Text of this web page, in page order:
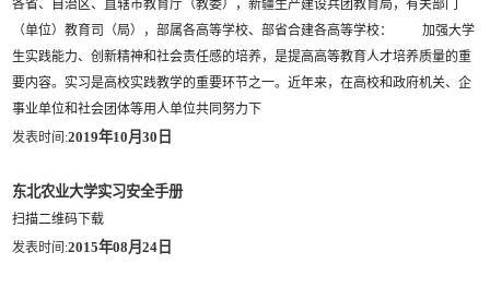
各省、自治区、直辖市教育厅（教委），新疆生产建设兵团教育局，有关部门
（单位）教育司（局），部属各高等学校、部省合建各高等学校： 加强大学
生实践能力、创新精神和社会责任感的培养，是提高高等教育人才培养质量的重
要内容。实习是高校实践教学的重要环节之一。近年来，在高校和政府机关、企
事业单位和社会团体等用人单位共同努力下
发表时间:2019年10月30日
东北农业大学实习安全手册
扫描二维码下载
发表时间:2015年08月24日